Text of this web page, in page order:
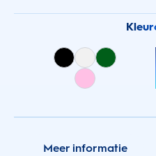
Meer informatie